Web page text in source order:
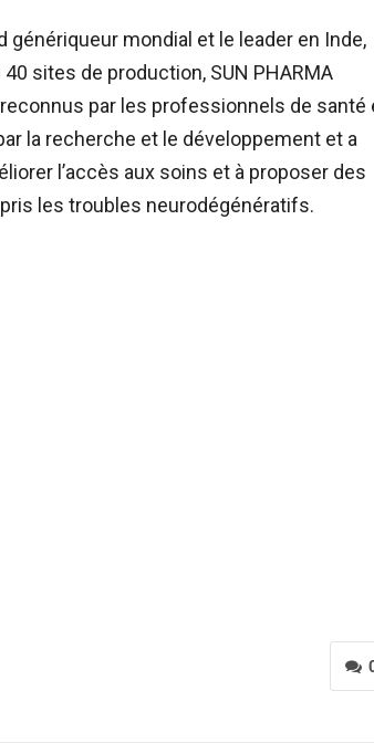
génériqueur mondial et le leader en Inde,
sites de production, SUN PHARMA
par les professionnels de santé
la recherche et le développement et a
l’accès aux soins et à proposer des
les troubles neurodégénératifs.